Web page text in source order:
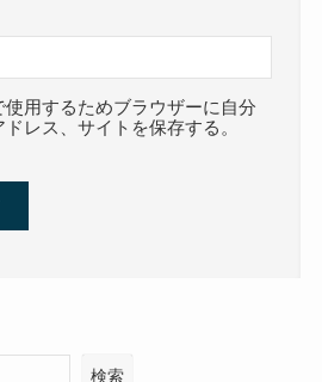
使用するためブラウザーに自分
レス、サイトを保存する。
検索